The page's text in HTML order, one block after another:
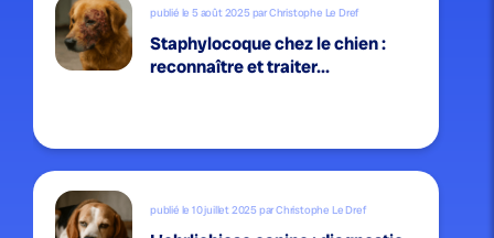
publié le 5 août 2025 par Christophe Le Dref
Staphylocoque chez le chien :
reconnaître et traiter...
publié le 10 juillet 2025 par Christophe Le Dref